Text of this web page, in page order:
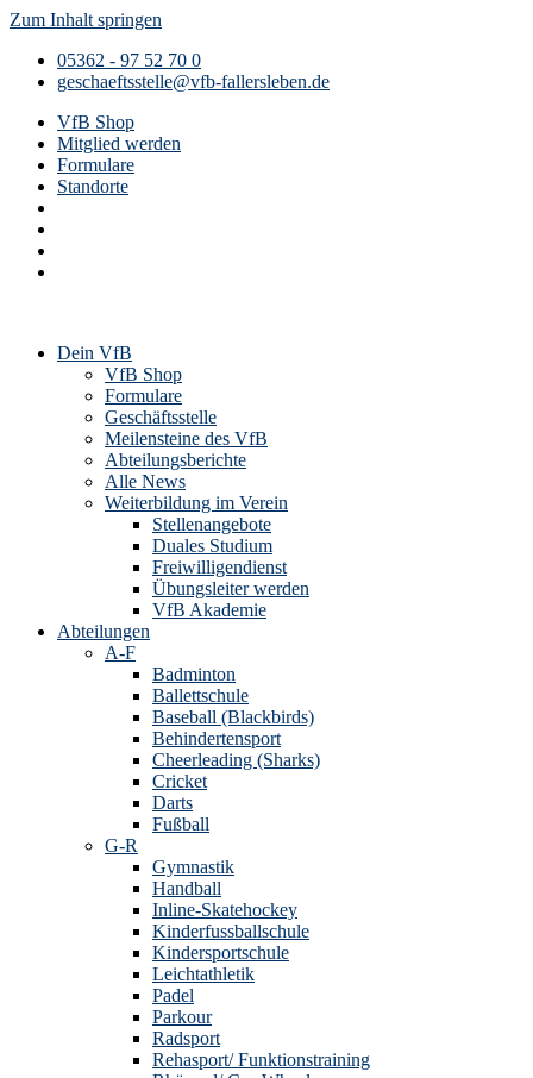
Zum Inhalt springen
05362 - 97 52 70 0
geschaeftsstelle@vfb-fallersleben.de
VfB Shop
Mitglied werden
Formulare
Standorte
Dein VfB
VfB Shop
Formulare
Geschäftsstelle
Meilensteine des VfB
Abteilungsberichte
Alle News
Weiterbildung im Verein
Stellenangebote
Duales Studium
Freiwilligendienst
Übungsleiter werden
VfB Akademie
Abteilungen
A-F
Badminton
Ballettschule
Baseball (Blackbirds)
Behindertensport
Cheerleading (Sharks)
Cricket
Darts
Fußball
G-R
Gymnastik
Handball
Inline-Skatehockey
Kinderfussballschule
Kindersportschule
Leichtathletik
Padel
Parkour
Radsport
Rehasport/ Funktionstraining